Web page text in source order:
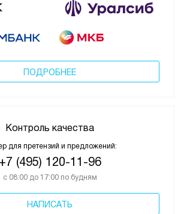
ПОДРОБНЕЕ
Контроль качества
для претензий и предложений:
+7 (495) 120-11-96
с 08:00 до 17:00 по будням
НАПИСАТЬ